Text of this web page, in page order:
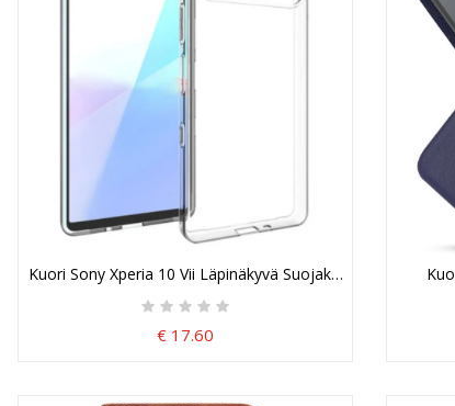
Kuori Sony Xperia 10 Vii Läpinäkyvä Suojakuori
€ 17.60